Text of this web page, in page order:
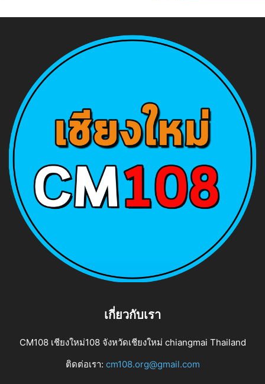
เกี่ยวกับเรา
CM108 เชียงใหม่108 จังหวัดเชียงใหม่ chiangmai Thailand
ติดต่อเรา: cm108.org@gmail.com